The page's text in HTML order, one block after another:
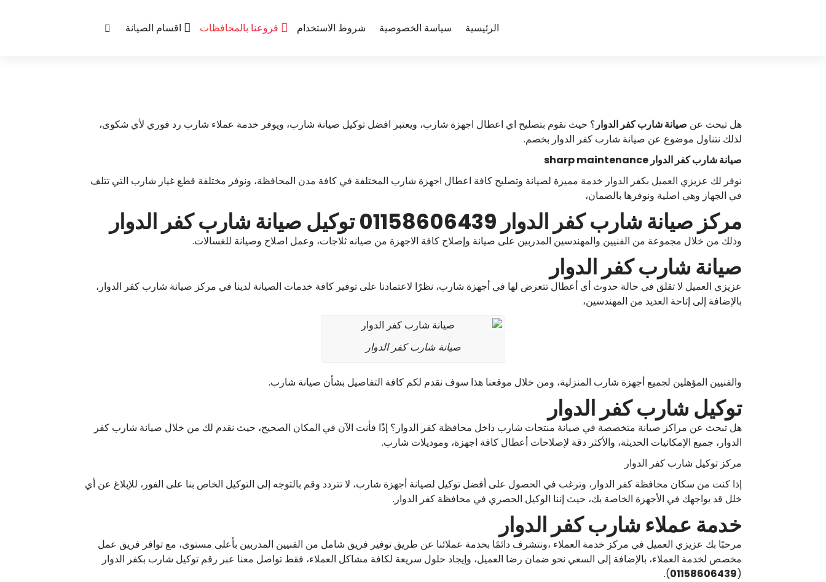
p
الرئيسية سياسة الخصوصية شروط الاستخدام فروعنا بالمحافظات اقسام الصيانة
هل تبحث عن صيانة شارب كفر الدوار؟ حيث نقوم بتصليح اي اعطال اجهزة شارب، ويعتبر افضل توكيل صيانة شارب، ويوفر خدمة عملاء شارب رد فوري لأي شكوى،
لذلك نتناول موضوع عن صيانة شارب كفر الدوار بخصم.
صيانة شارب كفر الدوار sharp maintenance
نوفر لك عزيزي العميل بكفر الدوار خدمة مميزة لصيانة وتصليح كافة اعطال اجهزة شارب المختلفة في كافة مدن المحافظة، ونوفر مختلفة قطع غيار شارب التي تتلف
في الجهاز وهي اصلية ونوفرها بالضمان،
مركز صيانة شارب كفر الدوار 01158606439 توكيل صيانة شارب كفر الدوار
وذلك من خلال مجموعة من الفنيين والمهندسين المدربين على صيانة وإصلاح كافة الاجهزة من صيانه ثلاجات، وعمل اصلاح وصيانة للغسالات.
صيانة شارب كفر الدوار
عزيزي العميل لا تقلق في حالة حدوث أي أعطال تتعرض لها في أجهزة شارب، نظرًا لاعتمادنا على توفير كافة خدمات الصيانة لدينا في مركز صيانة شارب كفر الدوار،
بالإضافة إلى إتاحة العديد من المهندسين،
صيانة شارب كفر الدوار
والفنيين المؤهلين لجميع أجهزة شارب المنزلية، ومن خلال موقعنا هذا سوف نقدم لكم كافة التفاصيل بشأن صيانة شارب.
توكيل شارب كفر الدوار
هل تبحث عن مراكز صيانة متخصصة في صيانة منتجات شارب داخل محافظة كفر الدوار؟ إذًا فأنت الآن في المكان الصحيح، حيث نقدم لك من خلال صيانة شارب كفر
الدوار، جميع الإمكانيات الحديثة، والأكثر دقة لإصلاحات أعطال كافة اجهزة، وموديلات شارب.
مركز توكيل شارب كفر الدوار
إذا كنت من سكان محافظة كفر الدوار، وترغب في الحصول على أفضل توكيل لصيانة أجهزة شارب، لا تتردد وقم بالتوجه إلى التوكيل الخاص بنا على الفور، للإبلاغ عن أي
خلل قد يواجهك في الأجهزة الخاصة بك، حيث إننا الوكيل الحصري في محافظة كفر الدوار.
خدمة عملاء شارب كفر الدوار
مرحبًا بك عزيزي العميل في مركز خدمة العملاء ،ونتشرف دائمًا بخدمة عملائنا عن طريق توفير فريق شامل من الفنيين المدربين بأعلى مستوى، مع توافر فريق عمل
مخصص لخدمة العملاء، بالإضافة إلى السعي نحو ضمان رضا العميل، وإيجاد حلول سريعة لكافة مشاكل العملاء، فقط تواصل معنا عبر رقم توكيل شارب بكفر الدوار
(
01158606439
).